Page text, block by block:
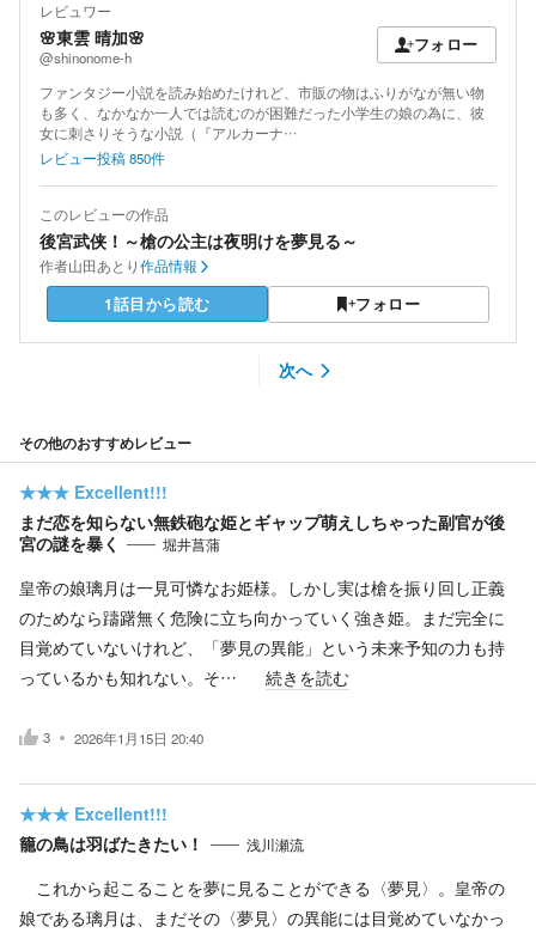
レビュワー
🌸東雲 晴加🌸
@shinonome-h
フォロー
ファンタジー小説を読み始めたけれど、市販の物はふりがなが無い物
も多く、なかなか一人では読むのが困難だった小学生の娘の為に、彼
女に刺さりそうな小説（『アルカーナ…
レビュー投稿850件
このレビューの作品
後宮武侠！～槍の公主は夜明けを夢見る～
作者山田あとり作品情報
1話目から読む フォロー
次へ
その他のおすすめレビュー
★★★ Excellent!!!
まだ恋を知らない無鉄砲な姫とギャップ萌えしちゃった副官が後
宮の謎を暴く
堀井菖蒲
皇帝の娘璃月は一見可憐なお姫様。しかし実は槍を振り回し正義
のためなら躊躇無く危険に立ち向かっていく強き姫。まだ完全に
目覚めていないけれど、「夢見の異能」という未来予知の力も持
っているかも知れない。そ…
続きを読む
3 2026年1月15日 20:40
★★★ Excellent!!!
籠の鳥は羽ばたきたい！
浅川瀬流
これから起こることを夢に見ることができる〈夢見〉。皇帝の
娘である璃月は、まだその〈夢見〉の異能には目覚めていなかっ